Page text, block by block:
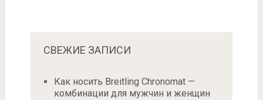
СВЕЖИЕ ЗАПИСИ
Как носить Breitling Chronomat —
комбинации для мужчин и женщин